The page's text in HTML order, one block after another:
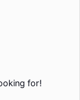
for!